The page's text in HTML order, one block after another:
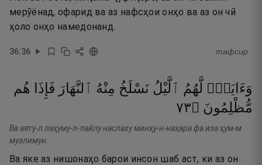
мерӯёнад, офарид ва аз нафсҳои онҳо ва аз он чӣ
ҳоло онҳо намедонанд.
36:36 тафсир
وَءَايَةٌۭ لَّهُمُ ٱلَّيْلُ نَسْلَخُ مِنْهُ ٱلنَّهَارَ فَإِذَا
هُم
مُّظْلِمُونَ ۝٣٧
Ва аяту-л лаҳуму-л-лайлу наслаху минҳу-н-наҳара фа иза ҳум-м
музлимун.
Ва яке аз нишонаҳо барои инсон шаб аст, ки аз он